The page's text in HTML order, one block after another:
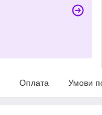
Оплата Умови